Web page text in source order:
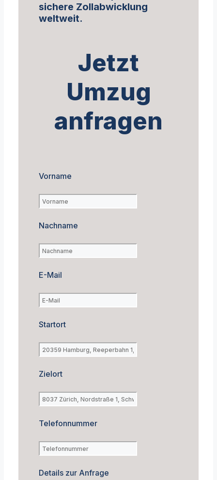
sichere Zollabwicklung
weltweit.
Jetzt
Umzug
anfragen
Vorname
Nachname
E-Mail
Startort
Zielort
Telefonnummer
Details zur Anfrage